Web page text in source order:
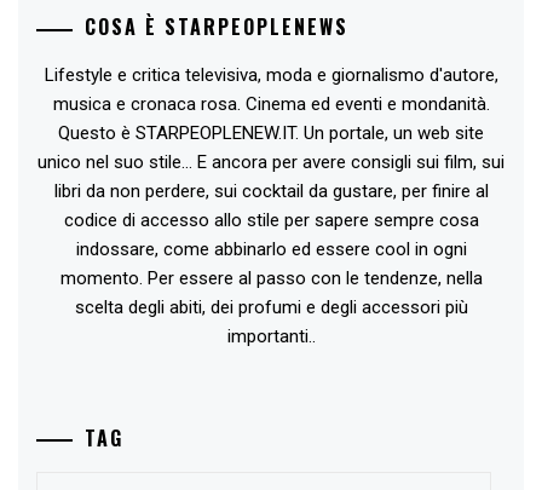
COSA È STARPEOPLENEWS
Lifestyle e critica televisiva, moda e giornalismo d'autore,
musica e cronaca rosa. Cinema ed eventi e mondanità.
Questo è STARPEOPLENEW.IT. Un portale, un web site
unico nel suo stile... E ancora per avere consigli sui film, sui
libri da non perdere, sui cocktail da gustare, per finire al
codice di accesso allo stile per sapere sempre cosa
indossare, come abbinarlo ed essere cool in ogni
momento. Per essere al passo con le tendenze, nella
scelta degli abiti, dei profumi e degli accessori più
importanti..
TAG